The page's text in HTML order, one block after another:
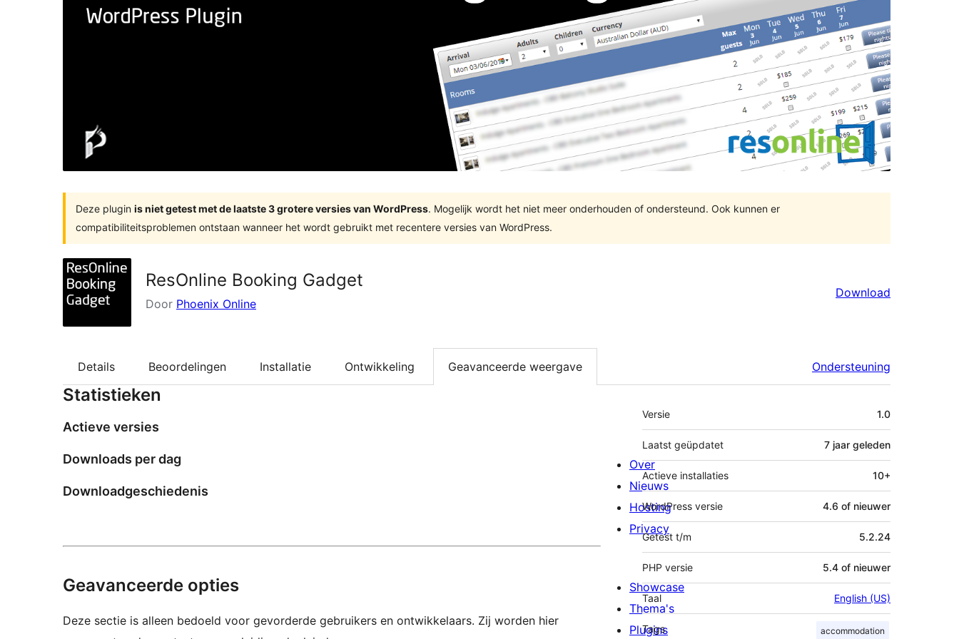
Deze plugin is niet getest met de laatste 3 grotere versies van WordPress. Mogelijk wordt het niet meer onderhouden of ondersteund. Ook kunnen er
compatibiliteitsproblemen ontstaan wanneer het wordt gebruikt met recentere versies van WordPress.
ResOnline Booking Gadget
Door Phoenix Online
Download
Details Beoordelingen Installatie Ontwikkeling Geavanceerde weergave Ondersteuning
Statistieken
Actieve versies
Downloads per dag
Downloadgeschiedenis
Geavanceerde opties
Deze sectie is alleen bedoeld voor gevorderde gebruikers en ontwikkelaars. Zij worden hier
Meta
Versie 1.0
Laatst geüpdatet 7 jaar geleden
Actieve installaties 10+
WordPress versie 4.6 of nieuwer
Getest t/m 5.2.24
PHP versie 5.4 of nieuwer
Taal English (US)
Tags accommodation
Over
Nieuws
Hosting
Privacy
Showcase
Thema's
Plugins